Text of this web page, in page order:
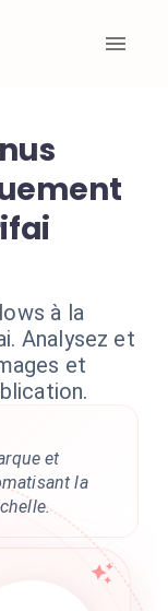
à la
Analysez et
et
et
la